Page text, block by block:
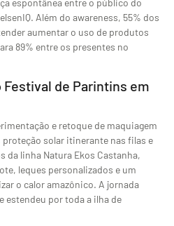
Além do awareness, 55% dos
aumentar o uso de produtos
89% entre os presentes no
Festival de Parintins em
e retoque de maquiagem
solar itinerante nas filas e
linha Natura Ekos Castanha,
leques personalizados e um
o calor amazônico. A jornada
estendeu por toda a ilha de